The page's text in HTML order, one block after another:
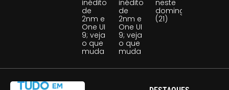
inédito
de
2nm e
One UI
9; veja
o que
muda
inédito
de
2nm e
One UI
9; veja
o que
muda
neste
domingo
(21)